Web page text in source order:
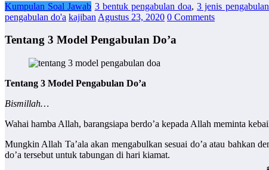
Kumpulan Soal Jawab 3 bentuk pengabulan doa,3 jenis
pengabulan do'a kajiban Agustus 23, 2020 0 Comments
Tentang 3 Model Pengabulan Do’a
Tentang 3 Model Pengabulan Do’a
Bismillah…
Wahai hamba Allah, barangsiapa berdo’a kepada Allah meminta
Mungkin Allah Ta’ala akan mengabulkan sesuai do’a atau bahkan
do’a tersebut untuk tabungan di hari kiamat.